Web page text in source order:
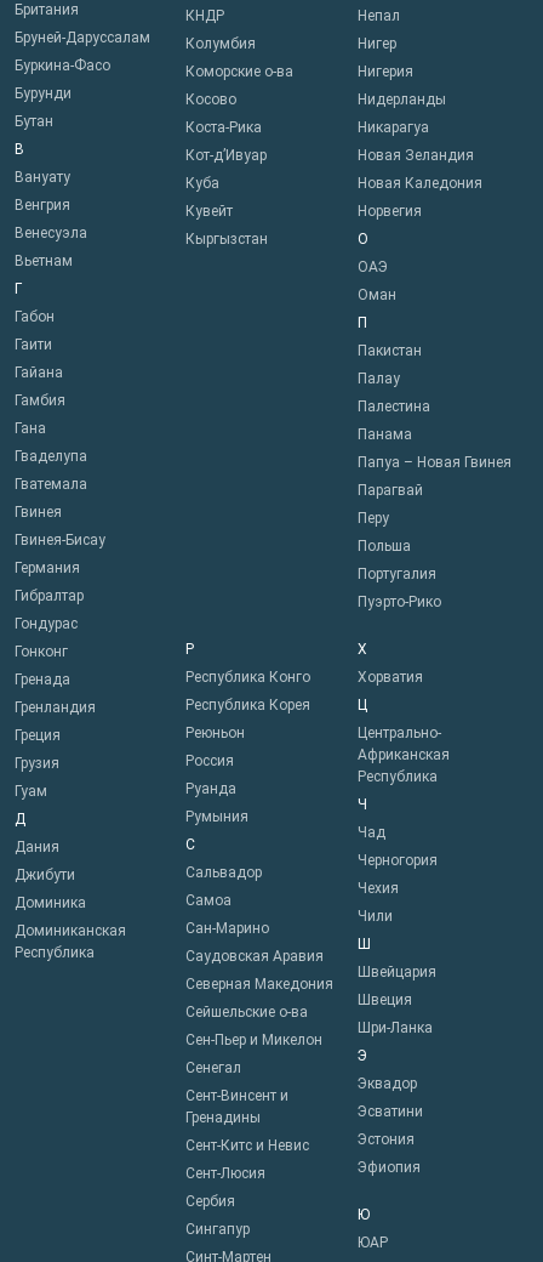
Британия
Бруней-Даруссалам
Буркина-Фасо
Бурунди
Бутан
В
Вануату
Венгрия
Венесуэла
Вьетнам
Г
Габон
Гаити
Гайана
Гамбия
Гана
Гваделупа
Гватемала
Гвинея
Гвинея-Бисау
Германия
Гибралтар
Гондурас
Гонконг
Гренада
Гренландия
Греция
Грузия
Гуам
Д
Дания
Джибути
Доминика
Доминиканская
Республика
КНДР
Колумбия
Коморские о-ва
Косово
Коста-Рика
Кот-д’Ивуар
Куба
Кувейт
Кыргызстан
Непал
Нигер
Нигерия
Нидерланды
Никарагуа
Новая Зеландия
Новая Каледония
Норвегия
О
ОАЭ
Оман
П
Пакистан
Палау
Палестина
Панама
Папуа – Новая Гвинея
Парагвай
Перу
Польша
Португалия
Пуэрто-Рико
Р
Республика Конго
Республика Корея
Реюньон
Россия
Руанда
Румыния
С
Сальвадор
Самоа
Сан-Марино
Саудовская Аравия
Северная Македония
Сейшельские о-ва
Сен-Пьер и Микелон
Сенегал
Сент-Винсент и
Гренадины
Сент-Китс и Невис
Сент-Люсия
Сербия
Сингапур
Синт-Мартен
Х
Хорватия
Ц
Центрально-
Африканская
Республика
Ч
Чад
Черногория
Чехия
Чили
Ш
Швейцария
Швеция
Шри-Ланка
Э
Эквадор
Эсватини
Эстония
Эфиопия
Ю
ЮАР